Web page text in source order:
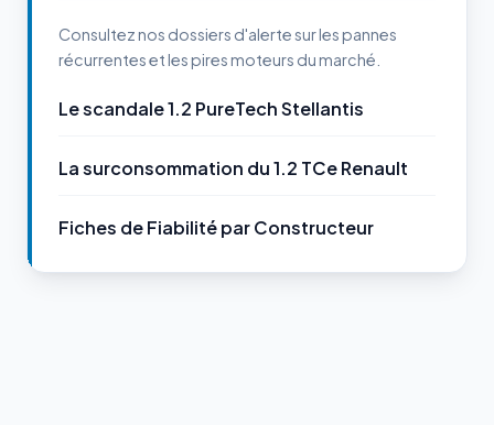
Consultez nos dossiers d'alerte sur les pannes
récurrentes et les pires moteurs du marché.
Le scandale 1.2 PureTech Stellantis
La surconsommation du 1.2 TCe Renault
Fiches de Fiabilité par Constructeur